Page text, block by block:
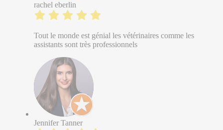
rachel eberlin
Tout le monde est génial les vétérinaires comme les
assistants sont très professionnels
Jennifer Tanner